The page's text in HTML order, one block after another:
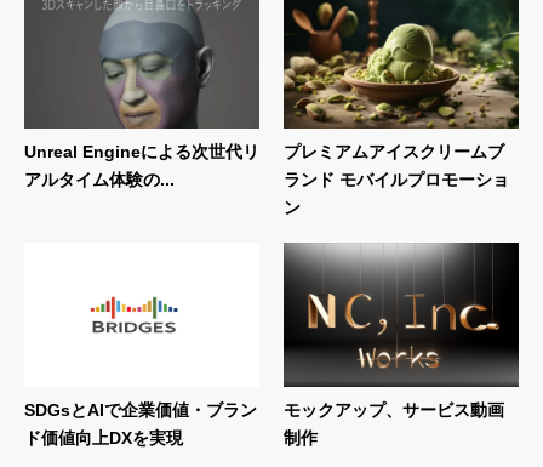
Unreal Engineによる次世代リ
アルタイム体験の...
プレミアムアイスクリームブ
ランド モバイルプロモーショ
ン
SDGsとAIで企業価値・ブラン
ド価値向上DXを実現
モックアップ、サービス動画
制作